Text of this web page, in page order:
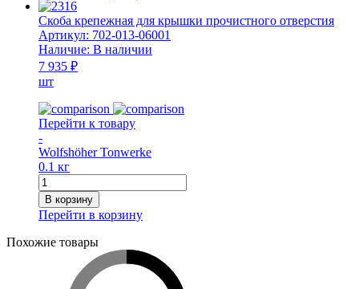
отверстия
ø
126/146
мм
(внутр./
наруж.)
HBW
Cкоба крепежная для крышки прочистного отверстия
Артикул: 702-013-06001
Наличие: В наличии
7 935 ₽
шт
Перейти к товару
-
Wolfshöher Tonwerke
0.1 кг
Количество
товара
Cкоба
крепежная
для
прочистного
отверстия
В корзину
Перейти в корзину
Похожие товары